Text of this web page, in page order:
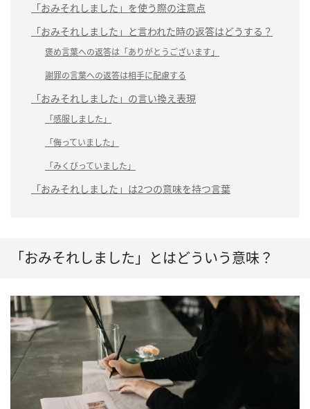
「おみそれしました」を使う際の注意点
「おみそれしました」と言われた時の返答はどうする？
褒め言葉への返答は「ありがとうございます」
謝罪の言葉への返答は相手に配慮する
「おみそれしました」の言い換え表現
「感服しました」
「侮っていました」
「みくびっていました」
「おみそれしました」は2つの意味を持つ言葉
「おみそれしました」とはどういう意味？